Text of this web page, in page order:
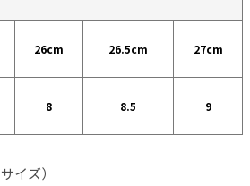
26cm 26.5cm 27cm
8 8.5 9
イズ）